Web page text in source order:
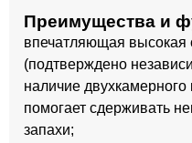
Преимущества и
впечатляющая высокая
(подтверждено
наличие
помогает сдерживать
запахи;